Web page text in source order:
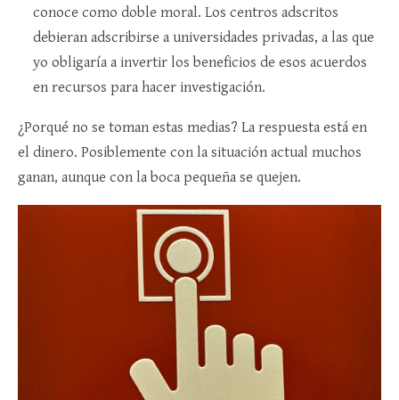
conoce como doble moral. Los centros adscritos
debieran adscribirse a universidades privadas, a las que
yo obligaría a invertir los beneficios de esos acuerdos
en recursos para hacer investigación.
¿Porqué no se toman estas medias? La respuesta está en
el dinero. Posiblemente con la situación actual muchos
ganan, aunque con la boca pequeña se quejen.